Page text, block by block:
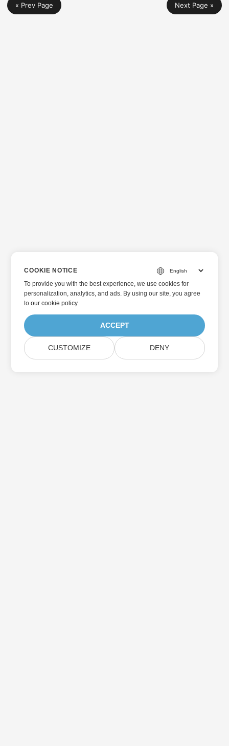
« Prev Page Next Page »
COOKIE NOTICE
To provide you with the best experience, we use cookies for
personalization, analytics, and ads. By using our site, you agree
toour cookie policy.
ACCEPT
CUSTOMIZE DENY